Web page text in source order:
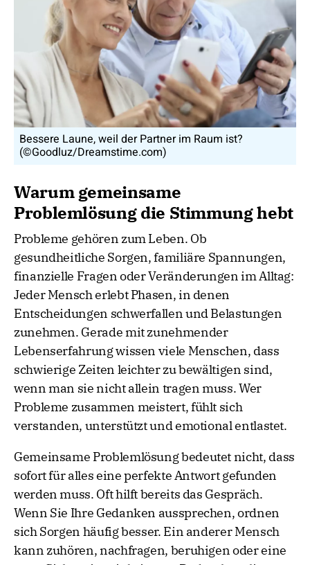
Bessere Laune, weil der Partner im Raum ist?
(©Goodluz/Dreamstime.com)
Warum gemeinsame
Problemlösung die Stimmung hebt
Probleme gehören zum Leben. Ob
gesundheitliche Sorgen, familiäre Spannungen,
finanzielle Fragen oder Veränderungen im Alltag:
Jeder Mensch erlebt Phasen, in denen
Entscheidungen schwerfallen und Belastungen
zunehmen. Gerade mit zunehmender
Lebenserfahrung wissen viele Menschen, dass
schwierige Zeiten leichter zu bewältigen sind,
wenn man sie nicht allein tragen muss. Wer
Probleme zusammen meistert, fühlt sich
verstanden, unterstützt und emotional entlastet.
Gemeinsame Problemlösung bedeutet nicht, dass
sofort für alles eine perfekte Antwort gefunden
werden muss. Oft hilft bereits das Gespräch.
Wenn Sie Ihre Gedanken aussprechen, ordnen
sich Sorgen häufig besser. Ein anderer Mensch
kann zuhören, nachfragen, beruhigen oder eine